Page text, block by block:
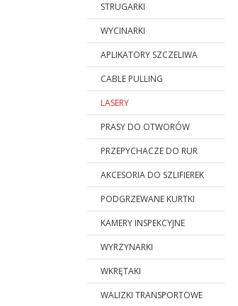
STRUGARKI
WYCINARKI
APLIKATORY SZCZELIWA
CABLE PULLING
LASERY
PRASY DO OTWORÓW
PRZEPYCHACZE DO RUR
AKCESORIA DO SZLIFIEREK
PODGRZEWANE KURTKI
KAMERY INSPEKCYJNE
WYRZYNARKI
WKRĘTAKI
WALIZKI TRANSPORTOWE